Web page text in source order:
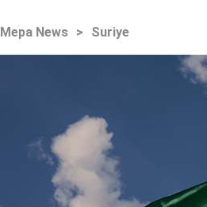
Mepa News > Suriye